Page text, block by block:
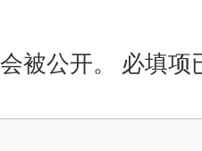
被公开。 必填项